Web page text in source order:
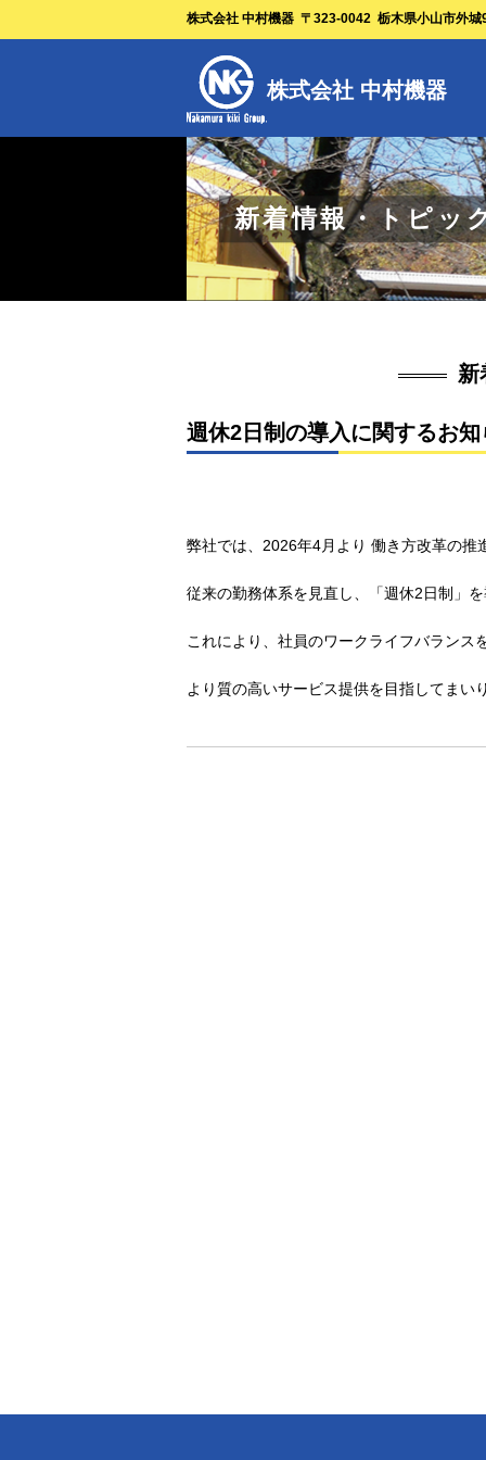
株式会社 中村機器 〒323-0042 栃木県小山市外城
株式会社 中村機器
新着情報・トピッ
新
週休2日制の導入に関するお知
弊社では、2026年4月より 働き方改革の
従来の勤務体系を見直し、「週休2日制」
これにより、社員のワークライフバランス
より質の高いサービス提供を目指してまい